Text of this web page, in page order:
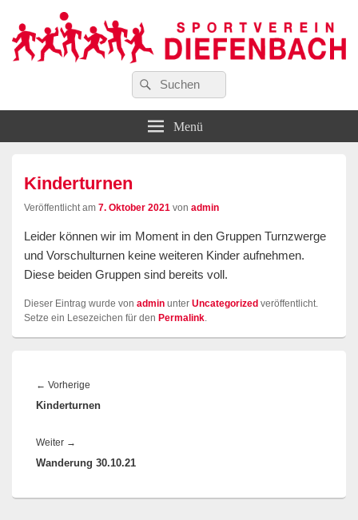
Sportverein Diefenbach e. V.
Suchen
nach:
Suchen
Menü
Kinderturnen
Veröffentlicht am 7. Oktober 2021 von admin
Leider können wir im Moment in den Gruppen Turnzwerge
und Vorschulturnen keine weiteren Kinder aufnehmen.
Diese beiden Gruppen sind bereits voll.
Dieser Eintrag wurde von admin unter Uncategorized veröffentlicht.
Setze ein Lesezeichen für den Permalink
← Vorherige
Beitrag:
Kinderturnen
Weiter →
Beitrag:
Wanderung 30.10.21